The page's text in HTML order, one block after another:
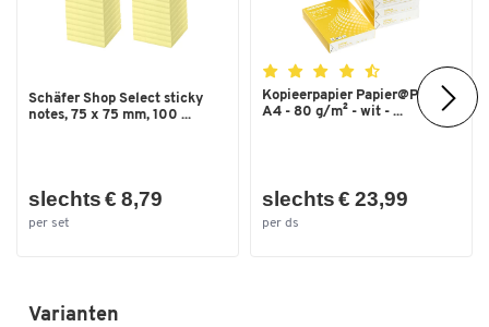
Schäfer Shop Select sticky
notes, 75 x 75 mm, 100 ...
slechts € 8,79
per set
Kopieerpapier Papier@Print -
A4 - 80 g/m² - wit - ...
slechts € 23,99
per ds
Varianten